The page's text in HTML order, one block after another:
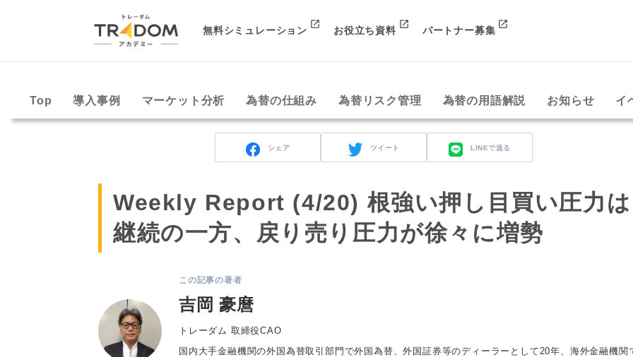
無料シミュレーション お役立ち資料 パートナー募集
Top 導入事例 マーケット分析 為替の仕組み 為替リスク管理 為替の用語解説 お知らせ イ
シェア ツイート LINEで送る
Weekly Report (4/20) 根強い押し目買い圧力は
継続の一方、戻り売り圧力が徐々に増勢
この記事の著者
吉岡 豪麿
トレーダム 取締役CAO
国内大手金融機関の外国為替取引部門で外国為替、外国証券等のディーラーとして20年、海外金融機関